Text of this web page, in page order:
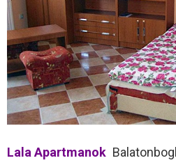
Lala Apartmanok